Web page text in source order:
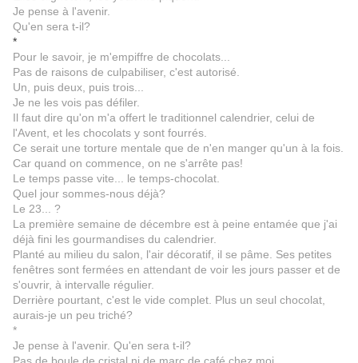
Je pense à l'avenir.
Qu'en sera t-il?
*
Pour le savoir, je m'empiffre de chocolats...
Pas de raisons de culpabiliser, c'est autorisé.
Un, puis deux, puis trois...
Je ne les vois pas défiler.
Il faut dire qu'on m'a offert le traditionnel calendrier, celui de
l'Avent, et les chocolats y sont fourrés.
Ce serait une torture mentale que de n'en manger qu'un à la fois.
Car quand on commence, on ne s'arrête pas!
Le temps passe vite... le temps-chocolat.
Quel jour sommes-nous déjà?
Le 23... ?
La première semaine de décembre est à peine entamée que j'ai
déjà fini les gourmandises du calendrier.
Planté au milieu du salon, l'air décoratif, il se pâme. Ses petites
fenêtres sont fermées en attendant de voir les jours passer et de
s'ouvrir, à intervalle régulier.
Derrière pourtant, c'est le vide complet. Plus un seul chocolat,
aurais-je un peu triché?
*
Je pense à l'avenir. Qu'en sera t-il?